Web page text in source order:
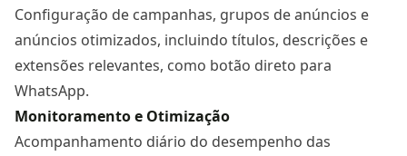
Configuração de campanhas, grupos de anúncios e
anúncios otimizados, incluindo títulos, descrições e
extensões relevantes, como botão direto para
WhatsApp.
Monitoramento e Otimização
Acompanhamento diário do desempenho das